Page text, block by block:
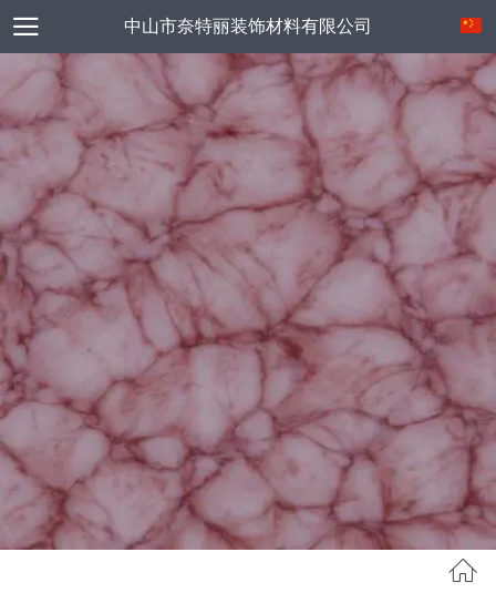
中山市奈特丽装饰材料有限公司